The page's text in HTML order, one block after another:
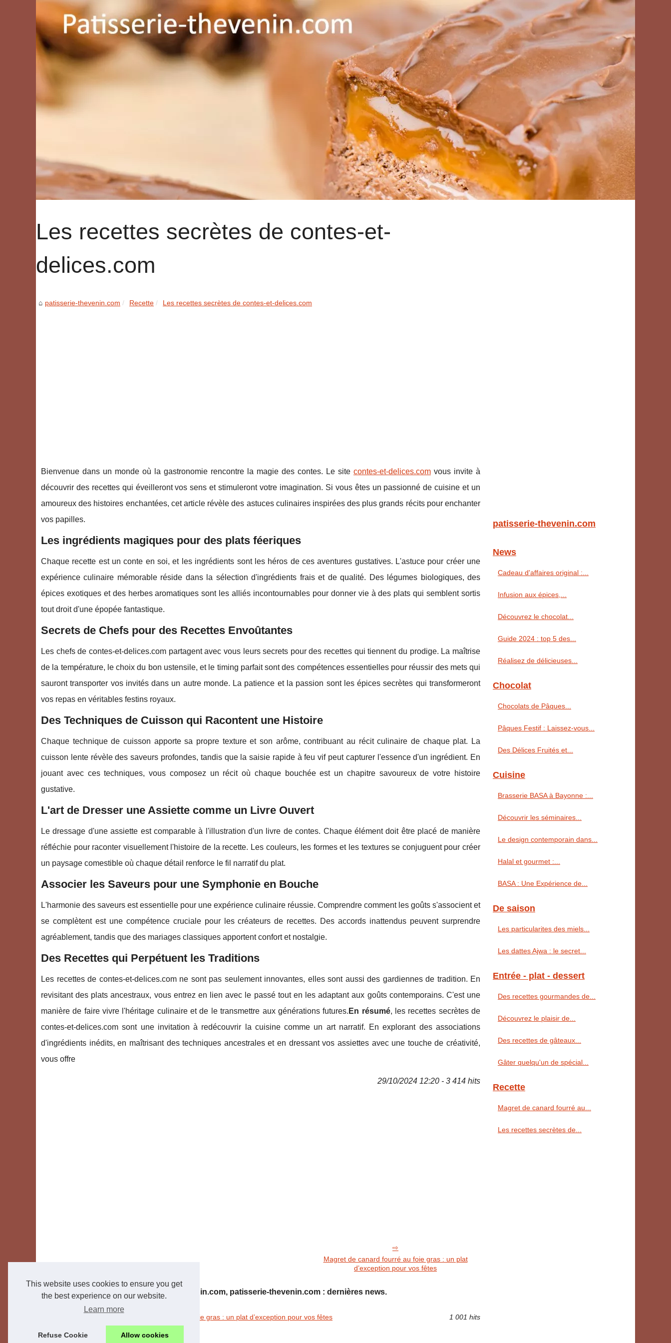
This website uses cookies to ensure you get
the best experience on our website.
Learn more
Refuse Cookie Allow cookies
Les recettes secrètes de contes-et-
delices.com
patisserie-thevenin.com Recette Les recettes secrètes de contes-et-delices.com
Bienvenue dans un monde où la gastronomie rencontre la magie des contes. Le site contes-et-delices.com vous invite à
découvrir des recettes qui éveilleront vos sens et stimuleront votre imagination. Si vous êtes un passionné de cuisine et un
amoureux des histoires enchantées, cet article révèle des astuces culinaires inspirées des plus grands récits pour enchanter
vos papilles.
Les ingrédients magiques pour des plats féeriques
Chaque recette est un conte en soi, et les ingrédients sont les héros de ces aventures gustatives. L'astuce pour créer une
expérience culinaire mémorable réside dans la sélection d'ingrédients frais et de qualité. Des légumes biologiques, des
épices exotiques et des herbes aromatiques sont les alliés incontournables pour donner vie à des plats qui semblent sortis
tout droit d'une épopée fantastique.
Secrets de Chefs pour des Recettes Envoûtantes
Les chefs de contes-et-delices.com partagent avec vous leurs secrets pour des recettes qui tiennent du prodige. La maîtrise
de la température, le choix du bon ustensile, et le timing parfait sont des compétences essentielles pour réussir des mets qui
sauront transporter vos invités dans un autre monde. La patience et la passion sont les épices secrètes qui transformeront
vos repas en véritables festins royaux.
Des Techniques de Cuisson qui Racontent une Histoire
Chaque technique de cuisson apporte sa propre texture et son arôme, contribuant au récit culinaire de chaque plat. La
cuisson lente révèle des saveurs profondes, tandis que la saisie rapide à feu vif peut capturer l'essence d'un ingrédient. En
jouant avec ces techniques, vous composez un récit où chaque bouchée est un chapitre savoureux de votre histoire
gustative.
L'art de Dresser une Assiette comme un Livre Ouvert
Le dressage d'une assiette est comparable à l'illustration d'un livre de contes. Chaque élément doit être placé de manière
réfléchie pour raconter visuellement l'histoire de la recette. Les couleurs, les formes et les textures se conjuguent pour créer
un paysage comestible où chaque détail renforce le fil narratif du plat.
Associer les Saveurs pour une Symphonie en Bouche
L'harmonie des saveurs est essentielle pour une expérience culinaire réussie. Comprendre comment les goûts s'associent et
se complètent est une compétence cruciale pour les créateurs de recettes. Des accords inattendus peuvent surprendre
agréablement, tandis que des mariages classiques apportent confort et nostalgie.
Des Recettes qui Perpétuent les Traditions
Les recettes de contes-et-delices.com ne sont pas seulement innovantes, elles sont aussi des gardiennes de tradition. En
revisitant des plats ancestraux, vous entrez en lien avec le passé tout en les adaptant aux goûts contemporains. C'est une
manière de faire vivre l'héritage culinaire et de le transmettre aux générations futures. En résumé, les recettes secrètes de
contes-et-delices.com sont une invitation à redécouvrir la cuisine comme un art narratif. En explorant des associations
d'ingrédients inédits, en maîtrisant des techniques ancestrales et en dressant vos assiettes avec une touche de créativité,
vous offre
29/10/2024 12:20 - 3 414 hits
Magret de canard fourré au foie gras : un plat
d’exception pour vos fêtes
patisserie-thevenin.com, patisserie-thevenin.com : dernières news.
Magret de canard fourré au foie gras : un plat d’exception pour vos fêtes 1 001 hits
patisserie-thevenin.com
News
Cadeau d'affaires original :...
Infusion aux épices,...
Découvrez le chocolat...
Guide 2024 : top 5 des...
Réalisez de délicieuses...
Chocolat
Chocolats de Pâques...
Pâques Festif : Laissez-vous...
Des Délices Fruités et...
Cuisine
Brasserie BASA à Bayonne :...
Découvrir les séminaires...
Le design contemporain dans...
Halal et gourmet :...
BASA : Une Expérience de...
De saison
Les particularites des miels...
Les dattes Ajwa : le secret...
Entrée - plat - dessert
Des recettes gourmandes de...
Découvrez le plaisir de...
Des recettes de gâteaux...
Gâter quelqu'un de spécial...
Recette
Magret de canard fourré au...
Les recettes secrètes de...